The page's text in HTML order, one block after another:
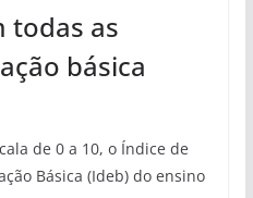
todas as
básica
de 0 a 10, o Índice de
Básica (Ideb) do ensino